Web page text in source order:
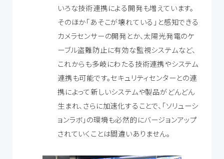
いろな技術連携による開発も増えています。
そのほか「あそこが壊れている」と感知できる
カメラセンサーの開発とか、太陽光発電のケ
ーブル盗難防止に有効な監視システムなど、
これからも多岐にわたる技術連携やシステム
連携も可能です。セキュリティセンターとの連
携によって新しいシステムや製品がどんどん
生まれ、さらに加速化することで、「ソリューシ
ョンラボ」の環境も必然的にバージョンアップ
されていくことは間違いありません。